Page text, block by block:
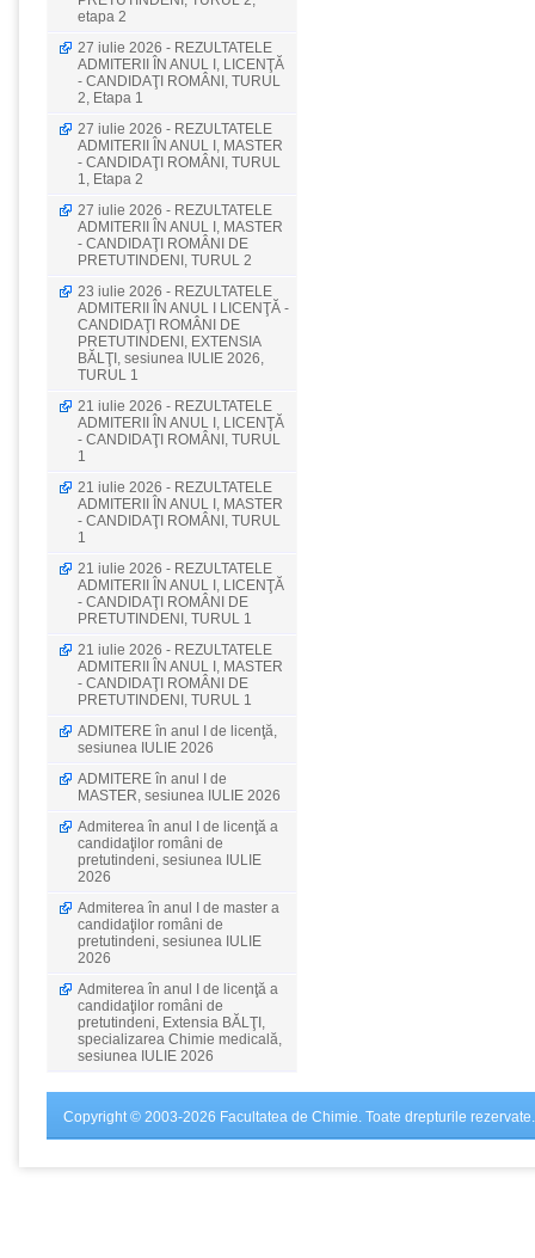
etapa 2
27 iulie 2026 - REZULTATELE
ADMITERII ÎN ANUL I, LICENŢĂ
- CANDIDAŢI ROMÂNI, TURUL
2, Etapa 1
27 iulie 2026 - REZULTATELE
ADMITERII ÎN ANUL I, MASTER
- CANDIDAŢI ROMÂNI, TURUL
1, Etapa 2
27 iulie 2026 - REZULTATELE
ADMITERII ÎN ANUL I, MASTER
- CANDIDAŢI ROMÂNI DE
PRETUTINDENI, TURUL 2
23 iulie 2026 - REZULTATELE
ADMITERII ÎN ANUL I LICENŢĂ -
CANDIDAŢI ROMÂNI DE
PRETUTINDENI, EXTENSIA
BĂLŢI, sesiunea IULIE 2026,
TURUL 1
21 iulie 2026 - REZULTATELE
ADMITERII ÎN ANUL I, LICENŢĂ
- CANDIDAŢI ROMÂNI, TURUL
1
21 iulie 2026 - REZULTATELE
ADMITERII ÎN ANUL I, MASTER
- CANDIDAŢI ROMÂNI, TURUL
1
21 iulie 2026 - REZULTATELE
ADMITERII ÎN ANUL I, LICENŢĂ
- CANDIDAŢI ROMÂNI DE
PRETUTINDENI, TURUL 1
21 iulie 2026 - REZULTATELE
ADMITERII ÎN ANUL I, MASTER
- CANDIDAŢI ROMÂNI DE
PRETUTINDENI, TURUL 1
ADMITERE în anul I de licenţă,
sesiunea IULIE 2026
ADMITERE în anul I de
MASTER, sesiunea IULIE 2026
Admiterea în anul I de licenţă a
candidaţilor români de
pretutindeni, sesiunea IULIE
2026
Admiterea în anul I de master a
candidaţilor români de
pretutindeni, sesiunea IULIE
2026
Admiterea în anul I de licenţă a
candidaţilor români de
pretutindeni, Extensia BĂLŢI,
specializarea Chimie medicală,
sesiunea IULIE 2026
Copyright © 2003-2026 Facultatea de Chimie. Toate drepturile